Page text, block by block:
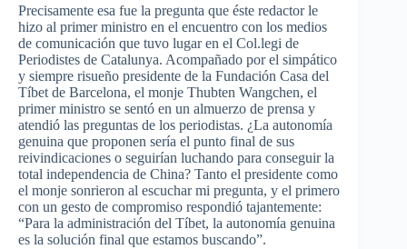
Precisamente esa fue la pregunta que éste redactor le
hizo al primer ministro en el encuentro con los medios
de comunicación que tuvo lugar en el Col.legi de
Periodistes de Catalunya. Acompañado por el simpático
y siempre risueño presidente de la Fundación Casa del
Tíbet de Barcelona, el monje Thubten Wangchen, el
primer ministro se sentó en un almuerzo de prensa y
atendió las preguntas de los periodistas. ¿La autonomía
genuina que proponen sería el punto final de sus
reivindicaciones o seguirían luchando para conseguir la
total independencia de China? Tanto el presidente como
el monje sonrieron al escuchar mi pregunta, y el primero
con un gesto de compromiso respondió tajantemente:
“Para la administración del Tíbet, la autonomía genuina
es la solución final que estamos buscando”.